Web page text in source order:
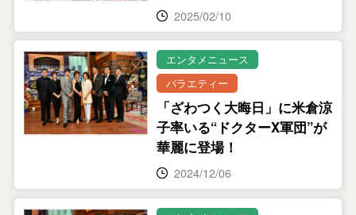
2025/02/10
エンタメニュース
バラエティー
「ざわつく大晦日」に米倉涼
子率いる“ドクターX軍団”が
華麗に登場！
2024/12/06